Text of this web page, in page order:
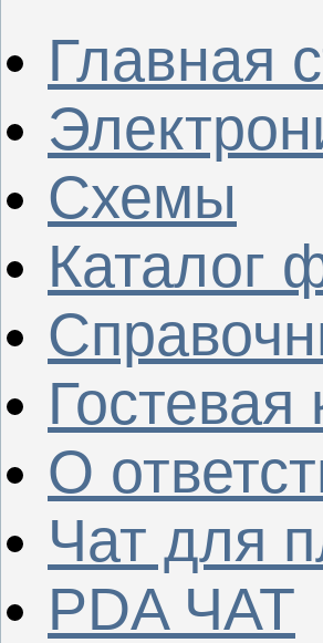
Главная
Схемы
Каталог
Гостевая
О
Чат для
PDA ЧАТ